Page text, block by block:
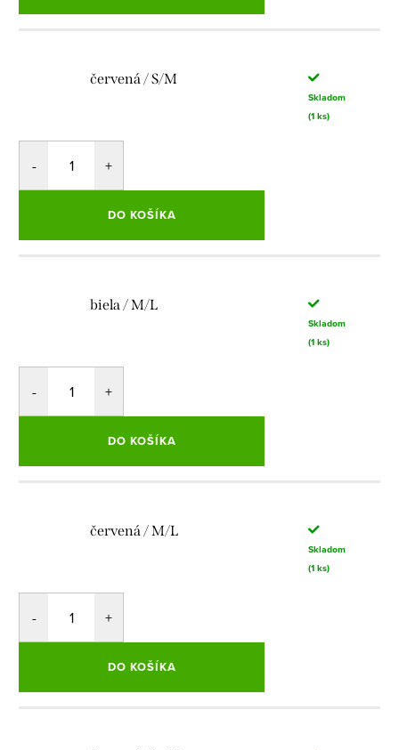
červená / S/M
Skladom
(1 ks)
DO KOŠÍKA
biela / M/L
Skladom
(1 ks)
DO KOŠÍKA
červená / M/L
Skladom
(1 ks)
DO KOŠÍKA